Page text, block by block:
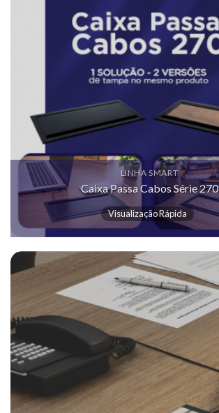
LINHA SMART
Caixa Passa Cabos Série 270
Visualização Rápida